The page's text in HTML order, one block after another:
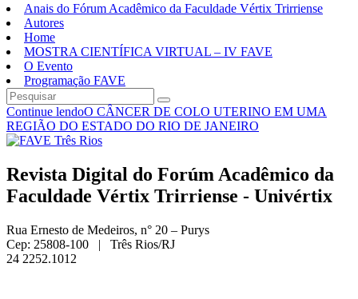
Anais do Fórum Acadêmico da Faculdade Vértix Trirriense
Autores
Home
MOSTRA CIENTÍFICA VIRTUAL – IV FAVE
O Evento
Programação FAVE
Continue lendoO CÂNCER DE COLO UTERINO EM UMA
REGIÃO DO ESTADO DO RIO DE JANEIRO
Revista Digital do Forúm Acadêmico da
Faculdade Vértix Trirriense - Univértix
Rua Ernesto de Medeiros, n° 20 – Purys
Cep: 25808-100 | Três Rios/RJ
24 2252.1012